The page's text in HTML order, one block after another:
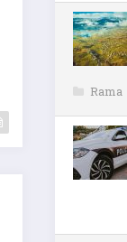
Rama